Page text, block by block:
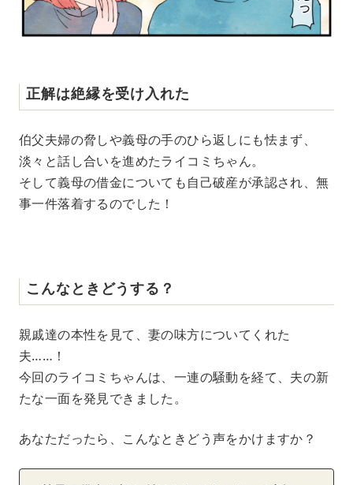
正解は絶縁を受け入れた
伯父夫婦の脅しや義母の手のひら返しにも怯まず、
淡々と話し合いを進めたライコミちゃん。
そして義母の借金についても自己破産が承認され、無
事一件落着するのでした！
こんなときどうする？
親戚達の本性を見て、妻の味方についてくれた
夫……！
今回のライコミちゃんは、一連の騒動を経て、夫の新
たな一面を発見できました。
あなただったら、こんなときどう声をかけますか？